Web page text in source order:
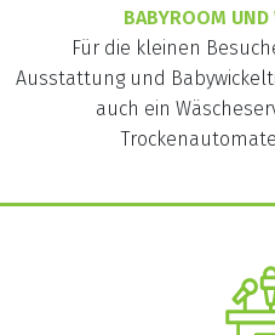
BABYROOM UND
Für die kleinen
Ausstattung und
auch ein